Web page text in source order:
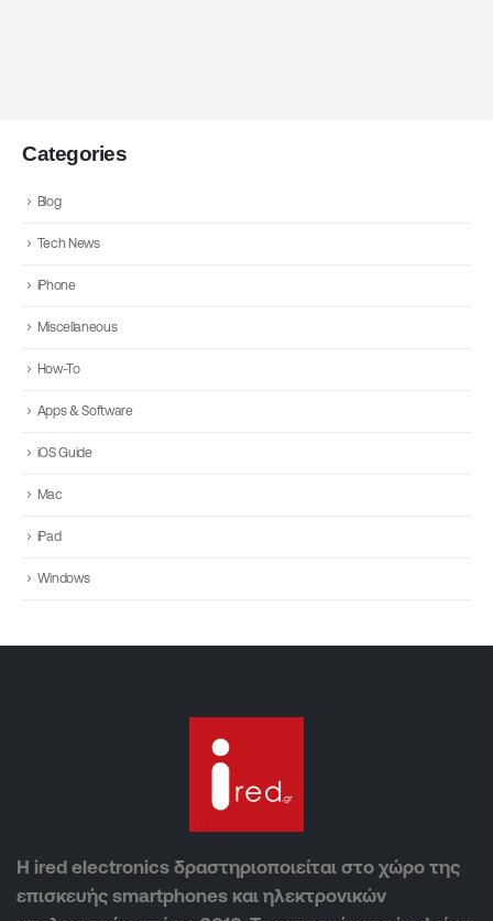
Categories
Blog
Tech News
iPhone
Miscellaneous
How-To
Apps & Software
iOS Guide
Mac
iPad
Windows
Η ired electronics δραστηριοποιείται στο χώρο της
επισκευής smartphones και ηλεκτρονικών